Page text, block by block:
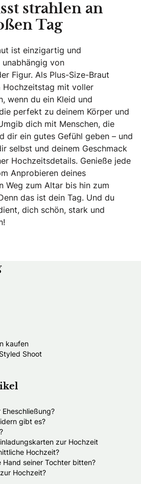
strahlen an
Tag
ist einzigartig und
von
Figur. Als Plus-Size-Braut
Hochzeitstag mit voller
wenn du ein Kleid und
perfekt zu deinem Körper und
dich mit Menschen, die
dir ein gutes Gefühl geben – und
selbst und deinem Geschmack
Hochzeitsdetails. Genieße jede
Anprobieren deines
Weg zum Altar bis hin zum
das ist dein Tag. Und du
dich schön, stark und
kaufen
Shoot
gibt es?
zur Hochzeit
Hochzeit?
seiner Tochter bitten?
Hochzeit?